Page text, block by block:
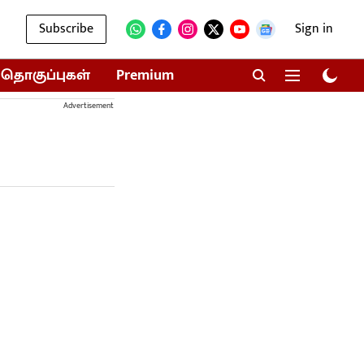
Subscribe Sign in
தொகுப்புகள் Premium
Advertisement